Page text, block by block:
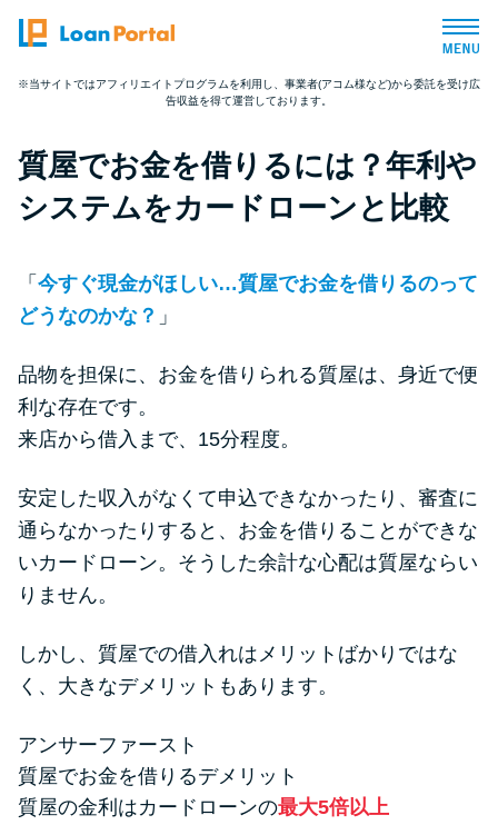
トップページ
おすすめコンテンツ
バレずに借りたい方向け
審査が不安な方向け
便利なコンテンツ
カードローン診断
カードローンQ&A
特集ページ
リボ払いをそのまま払いきると
損！
※当サイトではアフィリエイトプログラムを利用し、事業者(アコム様など)から委託を受け広
告収益を得て運営しております。
質屋でお金を借りるには？年利や
システムをカードローンと比較
「 今すぐ現金がほしい…質屋でお金を借りるのって
どうなのかな？ 」
品物を担保に、お金を借りられる質屋は、身近で便
利な存在です。
来店から借入まで、15分程度。
安定した収入がなくて申込できなかったり、審査に
通らなかったりすると、お金を借りることができな
いカードローン。そうした余計な心配は質屋ならい
りません。
しかし、質屋での借入れはメリットばかりではな
く、大きなデメリットもあります。
アンサーファースト
質屋でお金を借りるデメリット
質屋の金利はカードローンの最大5倍以上